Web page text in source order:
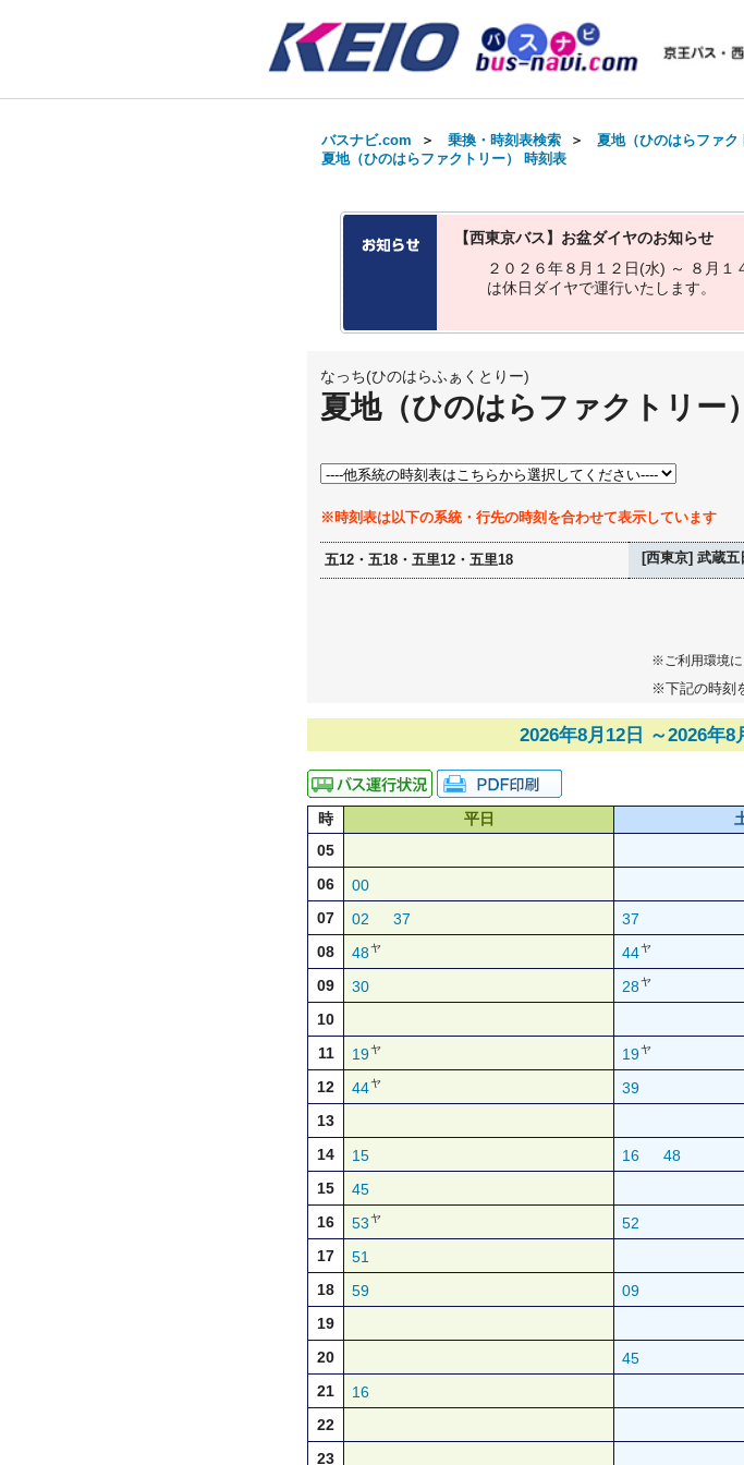
バスナビ.com ＞ 乗換・時刻表検索 ＞ 夏地（ひのはらファク
夏地（ひのはらファクトリー） 時刻表
【西東京バス】お盆ダイヤのお知らせ
２ ０ ２ ６年８ 月 １ ２ 日(水) ～ ８ 月 １
は休日 ダイヤで運行いた し ます。
なっち(ひのはらふぁくとりー)
夏地（ひのはらファクトリー
※時刻表は以下の系統・行先の時刻を合わせて表示しています
五12・五18・五里12・五里18 [西東京] 武蔵五
※ご利用環境に
※下記の時刻
2026年8月12日 ～2026年
時 平日
05
06
00
07
02 37 37
08
48ヤ 44ヤ
09 30 28ヤ
10
11
19ヤ 19ヤ
12 44ヤ 39
13
14
15 16 48
15
45
16
53ヤ 52
17
51
18
59 09
19
20
45
21
16
22
23